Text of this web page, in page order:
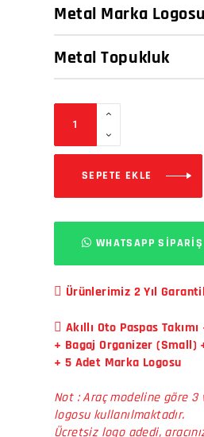
SEPETE EKLE
WHATSAPP SİPARİŞ
Ürünlerimiz 2 Yıl
Akıllı Oto Paspas
+ Bagaj Organizer (Small)
+ 5 Adet Marka Logosu
Not : Araç modeline göre
logosu kullanılmaktadır.
Ücretsiz logo adedi,